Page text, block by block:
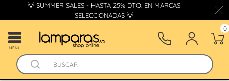
💡 SUMMER SALES - HASTA 25% DTO. EN MARCAS
SELECCIONADAS 💡
MENÚ
0